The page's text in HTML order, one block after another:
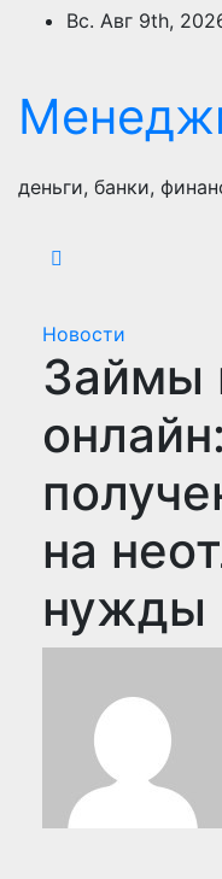
ПерейтиВс. Авг 9th,
деньги, банки,
Новости
Займы
на
нужды